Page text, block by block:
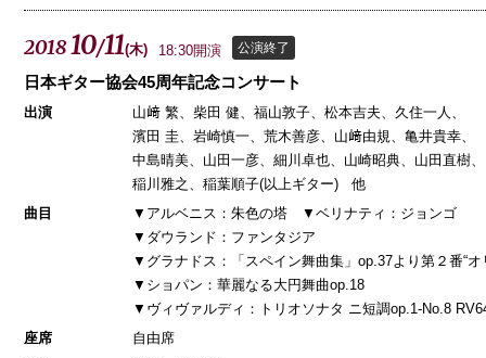
201810/11(木) 18:30開演 公演終了
日本ギター協会45周年記念コンサート
出演
山﨑 繁、柴田 健、福山敦子、松本吉夫、久住一人、
濱田 圭、岩崎慎一、荒木善彦、山﨑由規、亀井貴幸、
中島晴美、山田一彦、細川卓也、山崎昭典、山田直樹、
稲川雅之、稲葉順子(以上ギター) 他
曲目
▼アルベニス：朱色の塔 ▼ベリナティ：ジョンゴ
▼ダウランド：ファンタジア
▼グラナドス：「スペイン舞曲集」op.37より第２番“オ
▼ショパン：華麗なる大円舞曲op.18
▼ヴィヴァルディ：トリオソナタ ニ短調op.1-No.8
座席
自由席